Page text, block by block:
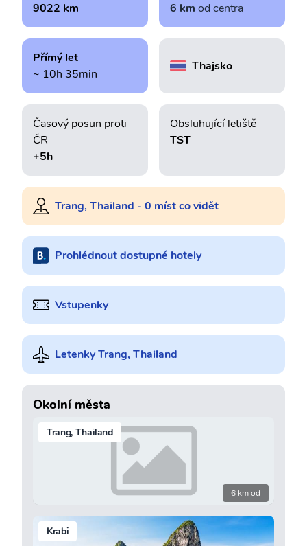
9022 km
6 km od centra
Přímý let
~ 10h 35min
Thajsko
Časový posun proti
ČR
+5h
Obsluhující letiště
TST
Trang, Thailand - 0 míst co vidět
Prohlédnout dostupné hotely
Vstupenky
Letenky Trang, Thailand
Okolní města
Trang, Thailand
6 km od
Krabi